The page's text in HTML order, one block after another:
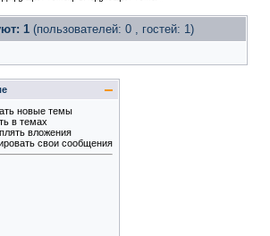
1 (пользователей: 0 , гостей: 1)
новые темы
в темах
вложения
свои сообщения